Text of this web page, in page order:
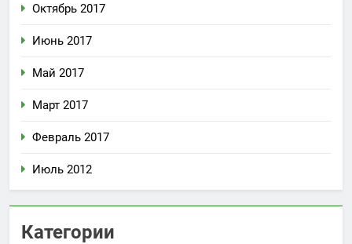
Октябрь 2017
Июнь 2017
Май 2017
Март 2017
Февраль 2017
Июль 2012
Категории